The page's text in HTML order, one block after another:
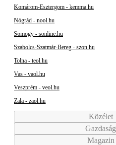
Komárom-Esztergom - kemma.hu
Nógrád - nool.hu
Somogy - sonline.hu
Szabolcs-Szatmár-Bereg - szon.hu
Tolna - teol.hu
Vas - vaol.hu
Veszprém - veol.hu
Zala - zaol.hu
Közélet
Gazdaság
Magazin